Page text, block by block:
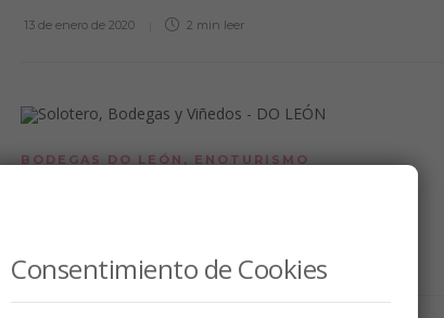
13 de enero de 2020 2 min leer
BODEGAS DO LEÓN , ENOTURISMO
10 de febrero de 2018 1 min leer
Consentimiento de Cookies